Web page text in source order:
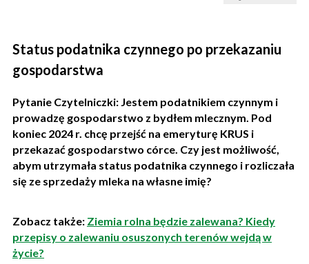
Status podatnika czynnego po przekazaniu
gospodarstwa
Pytanie Czytelniczki: Jestem podatnikiem czynnym i
prowadzę gospodarstwo z bydłem mlecznym. Pod
koniec 2024 r. chcę przejść na emeryturę KRUS i
przekazać gospodarstwo córce. Czy jest możliwość,
abym utrzymała status podatnika czynnego i rozliczała
się ze sprzedaży mleka na własne imię?
Zobacz także: Ziemia rolna będzie zalewana? Kiedy
przepisy o zalewaniu osuszonych terenów wejdą w
życie?